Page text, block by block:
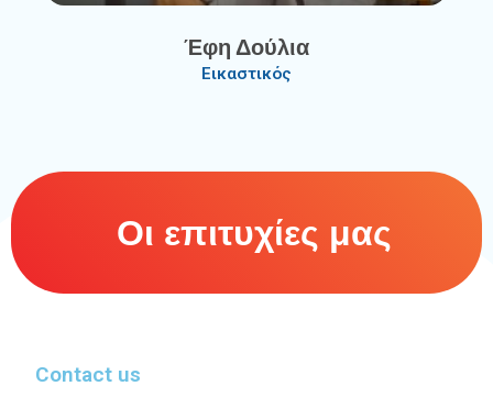
Έφη Δούλια
Εικαστικός
Οι επιτυχίες μας
Contact us